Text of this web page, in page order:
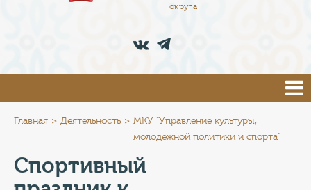
округа
ПРЕСС-ЦЕНТР
ТУРИСТАМ
Главная Деятельность
МКУ "Управление культуры,
молодежной политики и спорта"
Спортивный